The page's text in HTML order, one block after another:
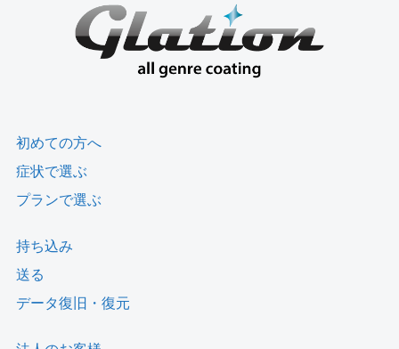
初めての方へ
症状で選ぶ
プランで選ぶ
持ち込み
送る
データ復旧・復元